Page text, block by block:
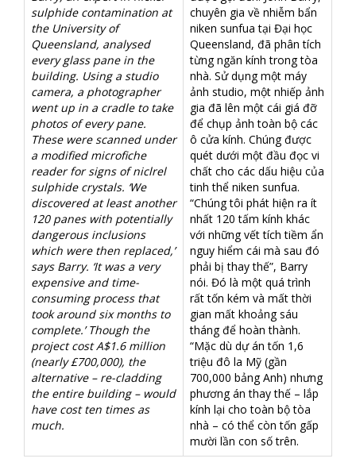
sulphide contamination at
the University of
Queensland, analysed
every glass pane in the
building. Using a studio
camera, a photographer
went up in a cradle to take
photos of every pane.
These were scanned under
a modified microfiche
reader for signs of niclrel
sulphide crystals. ‘We
discovered at least another
120 panes with potentially
dangerous inclusions
which were then replaced,’
says Barry. ‘It was a very
expensive and time-
consuming process that
took around six months to
complete.’ Though the
project cost A$1.6 million
(nearly £700,000), the
alternative – re-cladding
the entire building – would
have cost ten times as
much.
chuyên gia về nhiễm bẩn
niken sunfua tại Đại học
Queensland, đã phân tích
từng ngăn kính trong tòa
nhà. Sử dụng một máy
ảnh studio, một nhiếp ảnh
gia đã lên một cái giá đỡ
để chụp ảnh toàn bộ các
ô cửa kính. Chúng được
quét dưới một đầu đọc vi
chất cho các dấu hiệu của
tinh thể niken sunfua.
“Chúng tôi phát hiện ra ít
nhất 120 tấm kính khác
với những vết tích tiềm ẩn
nguy hiểm cái mà sau đó
phải bị thay thế”, Barry
nói. Đó là một quá trình
rất tốn kém và mất thời
gian mất khoảng sáu
tháng để hoàn thành.
“Mặc dù dự án tốn 1,6
triệu đô la Mỹ (gần
700,000 bảng Anh) nhưng
phương án thay thế – lắp
kính lại cho toàn bộ tòa
nhà – có thể còn tốn gấp
mười lần con số trên.